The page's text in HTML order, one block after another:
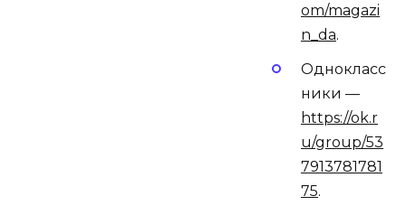
om/magazi
n_da.
Однокласс
ники —
https://ok.r
u/group/53
7913781781
75.